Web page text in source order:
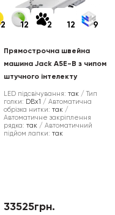
2 12 2 12 9
Прямострочна швейна
машина Jack A5E-B з чипом
штучного інтелекту
LED підсвічування: так
Тип
голки: DBx1
Автоматична
обрізка нитки: так
Автоматичне закріплення
рядка: так
Автоматичний
підйом лапки: так
33525грн.